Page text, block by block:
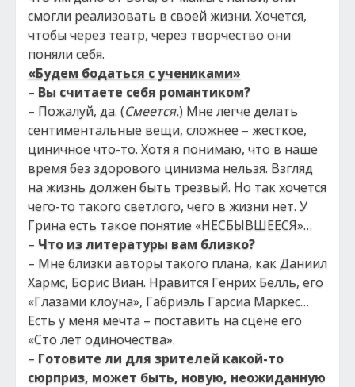
смогли реализовать в своей жизни. Хочется,
чтобы через театр, через творчество они
поняли себя.
«Будем бодаться с учениками»
– Вы считаете себя романтиком?
– Пожалуй, да. (Смеется.) Мне легче делать
сентиментальные вещи, сложнее – жесткое,
циничное что-то. Хотя я понимаю, что в наше
время без здорового цинизма нельзя. Взгляд
на жизнь должен быть трезвый. Но так хочется
чего-то такого светлого, чего в жизни нет. У
Грина есть такое понятие «НЕСБЫВШЕЕСЯ»…
– Что из литературы вам близко?
– Мне близки авторы такого плана, как Даниил
Хармс, Борис Виан. Нравится Генрих Белль, его
«Глазами клоуна», Габриэль Гарсиа Маркес…
Есть у меня мечта – поставить на сцене его
«Сто лет одиночества».
– Готовите ли для зрителей какой-то
сюрприз, может быть, новую, неожиданную